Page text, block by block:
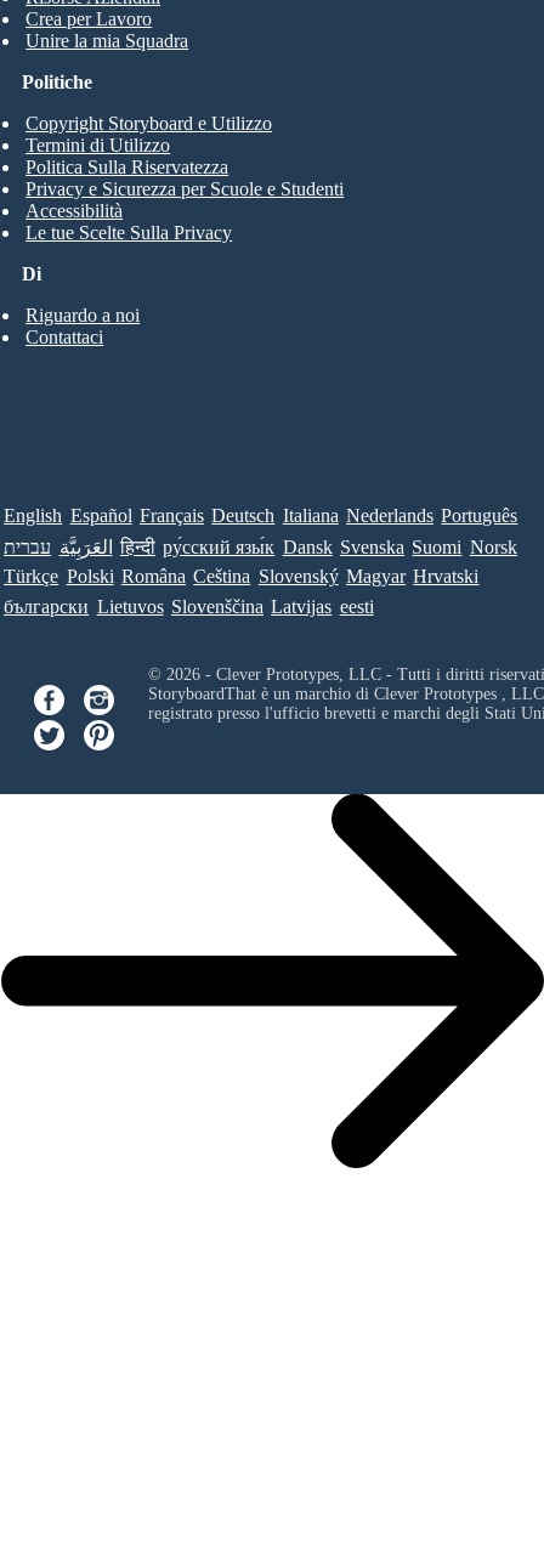
Crea per Lavoro
Unire la mia Squadra
Di
Riguardo a noi
Contattaci
Politiche
Copyright Storyboard e Utilizzo
Termini di Utilizzo
Politica Sulla Riservatezza
Privacy e Sicurezza per Scuole e Studenti
Accessibilità
Le tue Scelte Sulla Privacy
English Español Français Deutsch Italiana Nederlands Português
עברית العَرَبِيَّة हिन्दी ру́сский язы́к Dansk Svenska Suomi Norsk
Türkçe Polski Româna Ceština Slovenský Magyar Hrvatski
български Lietuvos Slovenščina Latvijas eesti
© 2026 - Clever Prototypes, LLC - Tutti i diritti
StoryboardThat è un marchio di Clever Prototypes , LLC
registrato presso l'ufficio brevetti e marchi degli Stati